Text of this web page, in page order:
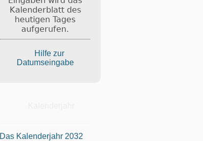
Kalenderblatt des
heutigen Tages
aufgerufen.
Hilfe zur
Datumseingabe
Das Kalenderjahr 2032